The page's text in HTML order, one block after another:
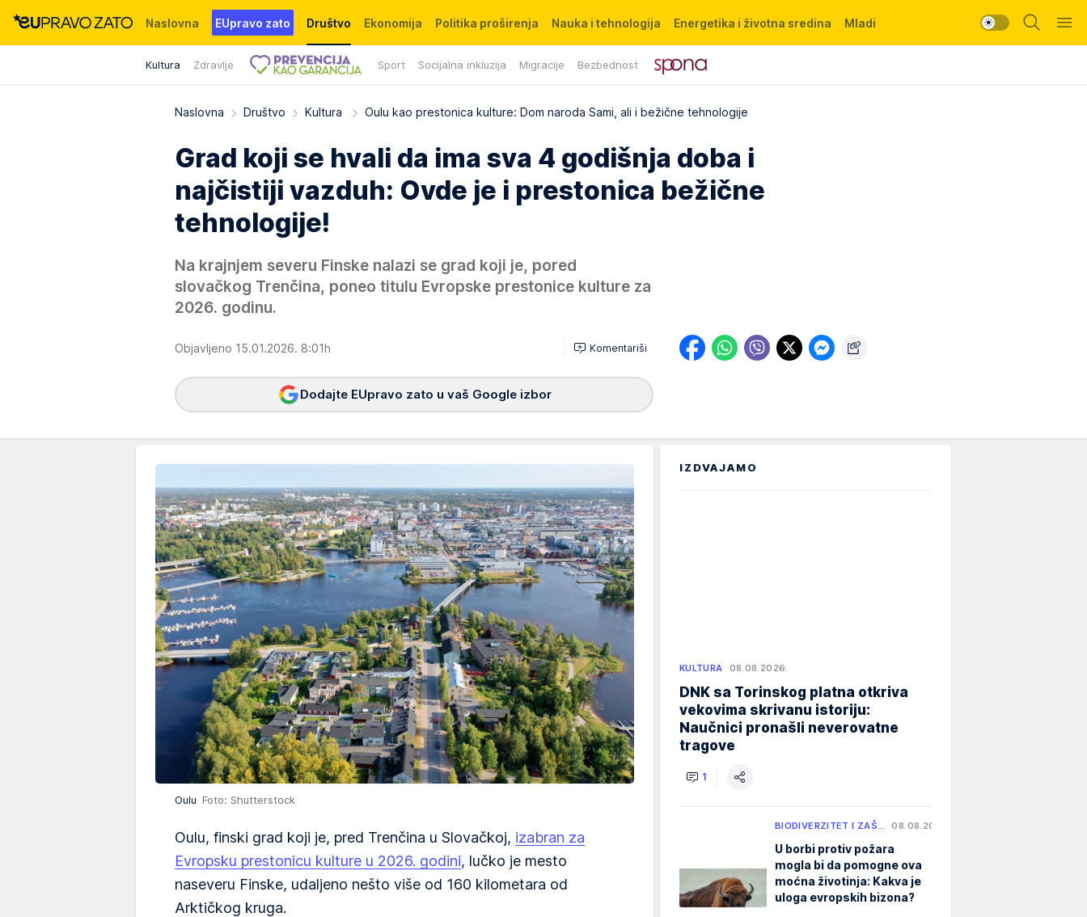
Naslovna EUpravo zato Društvo
Kultura Zdravlje Sport Socijalna inkluzija Migracije Bezbednost
Ekonomija Politika proširenja Nauka i tehnologija Energetika i životna sredina Mladi
Događaji News WMG fondacija
Naslovna Društvo Kultura Oulu kao prestonica kulture: Dom naroda Sami, ali i bežične tehnologije
Grad koji se hvali da ima sva 4 godišnja doba i
najčistiji vazduh: Ovde je i prestonica bežične
tehnologije!
Na krajnjem severu Finske nalazi se grad koji je, pored
slovačkog Trenčina, poneo titulu Evropske prestonice kulture za
2026. godinu.
Objavljeno 15.01.2026. 8:01h Komentariši
Dodajte EUpravo zato u vaš Google izbor
Oulu Foto: Shutterstock
Oulu, finski grad koji je, pred Trenčina u Slovačkoj, izabran za
Evropsku prestonicu kulture u 2026. godini, lučko je mesto
naseveru Finske, udaljeno nešto više od 160 kilometara od
Arktičkog kruga.
IZDVAJAMO
KULTURA 08.08.2026.
DNK sa Torinskog platna otkriva
vekovima skrivanu istoriju:
Naučnici pronašli neverovatne
tragove
1
BIODIVERZITET I ZAŠ… 08.08.2026.
U borbi protiv požara
mogla bi da pomogne ova
moćna životinja: Kakva je
uloga evropskih bizona?